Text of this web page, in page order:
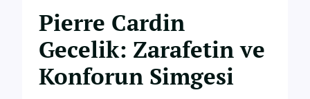
Pierre Cardin
Gecelik: Zarafetin ve
Konforun Simgesi